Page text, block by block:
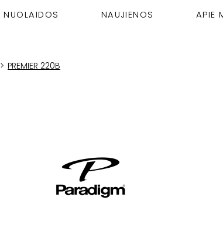
NUOLAIDOS NAUJIENOS APIE
> PREMIER 220B